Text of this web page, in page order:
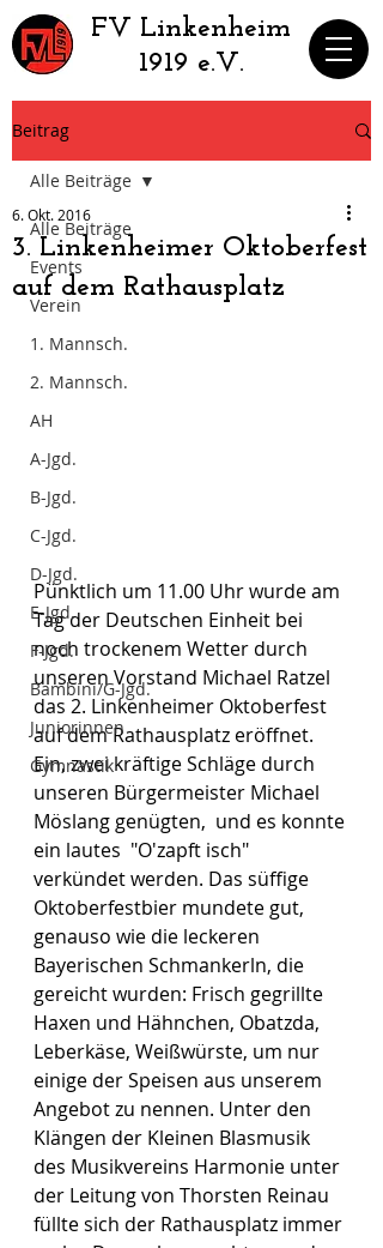
​FV Linkenheim
1919 e.V.
Beitrag
Alle Beiträge
Events
Verein
1. Mannsch.
2. Mannsch.
AH
A-Jgd.
B-Jgd.
C-Jgd.
D-Jgd.
E-Jgd.
F-Jgd.
Bambini/G-Jgd.
Juniorinnen
Gymnastik
Alle Beiträge
3. Linkenheimer Oktoberfest
auf dem Rathausplatz
6. Okt. 2016
Pünktlich um 11.00 Uhr wurde am
Tag der Deutschen Einheit bei
noch trockenem Wetter durch
unseren Vorstand Michael Ratzel
das 2. Linkenheimer Oktoberfest
auf dem Rathausplatz eröffnet.
Ein, zwei kräftige Schläge durch
unseren Bürgermeister Michael
Möslang genügten,  und es konnte
ein lautes  "O'zapft isch"
verkündet werden. Das süffige
Oktoberfestbier mundete gut,
genauso wie die leckeren
Bayerischen Schmankerln, die
gereicht wurden: Frisch gegrillte
Haxen und Hähnchen, Obatzda,
Leberkäse, Weißwürste, um nur
einige der Speisen aus unserem
Angebot zu nennen. Unter den
Klängen der Kleinen Blasmusik
des Musikvereins Harmonie unter
der Leitung von Thorsten Reinau
füllte sich der Rathausplatz immer